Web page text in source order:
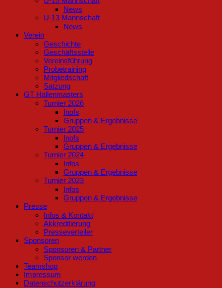
News
U-13 Mannschaft
News
Verein
Geschichte
Geschäftsstelle
Vereinsführung
Probetraining
Mitgliedschaft
Satzung
GT Hallenmasters
Turnier 2026
Inofs
Gruppen & Ergebnisse
Turnier 2025
Inofs
Gruppen & Ergebnisse
Turnier 2024
Infos
Gruppen & Ergebnisse
Turnier 2023
Infos
Gruppen & Ergebnisse
Presse
Infos & Kontakt
Akkreditierung
Presseverteiler
Sponsoren
Sponsoren & Partner
Sponsor werden
Teamshop
Impressum
Datenschutzerklärung